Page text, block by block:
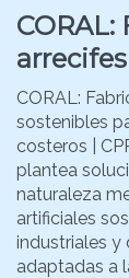
CORAL:
sostenibles
costeros |
plantea
naturaleza
artificiales
industriales y
adaptadas a